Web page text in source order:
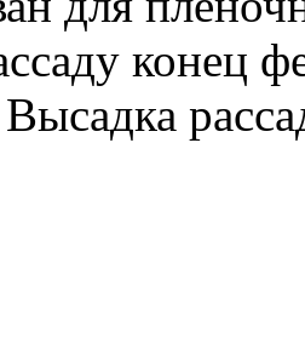
конец